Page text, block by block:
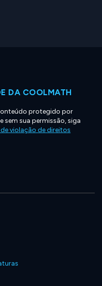
DA COOLMATH
protegido por
sem sua permissão, siga
violação de direitos